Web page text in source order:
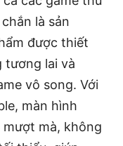
là sản
được thiết
tương lai và
vô song. Với
màn hình
mà, không